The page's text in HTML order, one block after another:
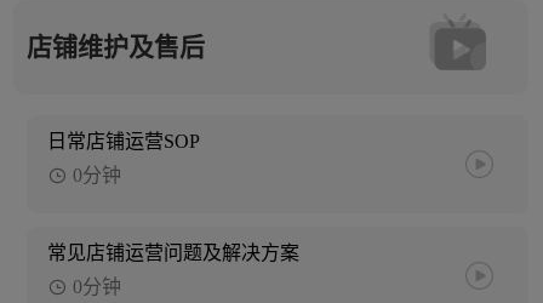
店铺维护及售后
日常店铺运营SOP
0分钟
常见店铺运营问题及解决方案
0分钟